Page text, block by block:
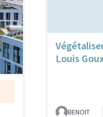
Louis
BENOIT